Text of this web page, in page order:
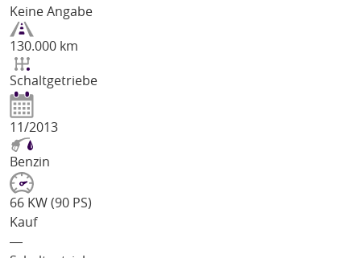
Keine Angabe
130.000 km
Schaltgetriebe
11/2013
Benzin
66 KW (90 PS)
Kauf
―